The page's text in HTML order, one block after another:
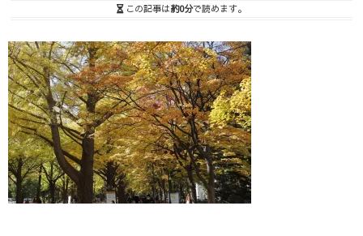
この記事は約0分で読めます。